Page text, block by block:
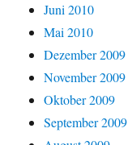
Juni 2010
Mai 2010
Dezember 2009
November 2009
Oktober 2009
September 2009